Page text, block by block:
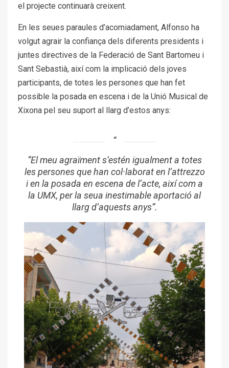
el projecte continuarà creixent.
En les seues paraules d’acomiadament, Alfonso ha
volgut agrair la confiança dels diferents presidents i
juntes directives de la Federació de Sant Bartomeu i
Sant Sebastià, així com la implicació dels joves
participants, de totes les persones que han fet
possible la posada en escena i de la Unió Musical de
Xixona pel seu suport al llarg d’estos anys:
“El meu agraïment s’estén igualment a totes
les persones que han col·laborat en l’attrezzo
i en la posada en escena de l’acte, així com a
la UMX, per la seua inestimable aportació al
llarg d’aquests anys”.